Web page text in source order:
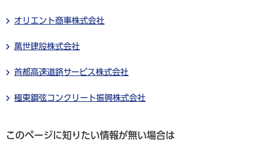
オリエント商事株式会社
萬世建設株式会社
首都高速道路サービス株式会社
極東鋼弦コンクリート振興株式会社
このページに知りたい情報が無い場合は